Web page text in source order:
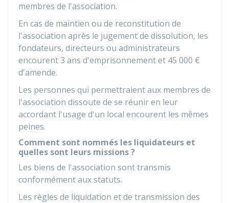
membres de l'association.
En cas de maintien ou de reconstitution de
l'association après le jugement de dissolution, les
fondateurs, directeurs ou administrateurs
encourent 3 ans d'emprisonnement et 45 000 €
d'amende.
Les personnes qui permettraient aux membres de
l'association dissoute de se réunir en leur
accordant l'usage d'un local encourent les mêmes
peines.
Comment sont nommés les liquidateurs et
quelles sont leurs missions ?
Les biens de l'association sont transmis
conformément aux statuts.
Les règles de liquidation et de transmission des